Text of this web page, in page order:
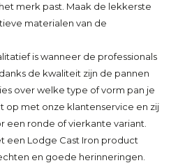
merk past. Maak de lekkerste
materialen van de
is wanneer de professionals
de kwaliteit zijn de pannen
over welke type of vorm pan je
op met onze klantenservice en zij
een ronde of vierkante variant.
een Lodge Cast Iron product
en goede herinneringen.